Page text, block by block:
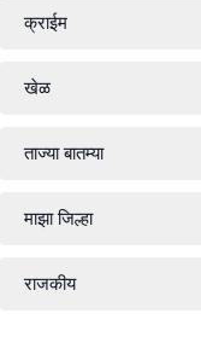
क्राईम
खेळ
ताज्या बातम्या
माझा जिल्हा
राजकीय